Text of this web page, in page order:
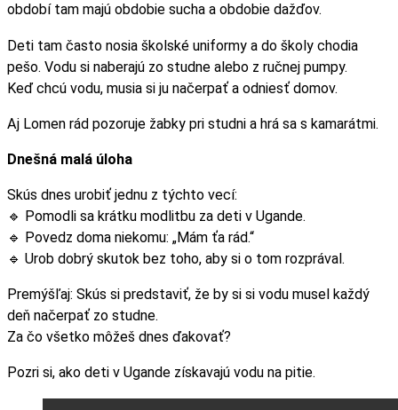
období tam majú obdobie sucha a obdobie dažďov.
Deti tam často nosia školské uniformy a do školy chodia
pešo. Vodu si naberajú zo studne alebo z ručnej pumpy.
Keď chcú vodu, musia si ju načerpať a odniesť domov.
Aj Lomen rád pozoruje žabky pri studni a hrá sa s kamarátmi.
Dnešná malá úloha
Skús dnes urobiť jednu z týchto vecí:
🔹 Pomodli sa krátku modlitbu za deti v Ugande.
🔹 Povedz doma niekomu: „Mám ťa rád.“
🔹 Urob dobrý skutok bez toho, aby si o tom rozprával.
Premýšľaj: Skús si predstaviť, že by si si vodu musel každý
deň načerpať zo studne.
Za čo všetko môžeš dnes ďakovať?
Pozri si, ako deti v Ugande získavajú vodu na pitie.